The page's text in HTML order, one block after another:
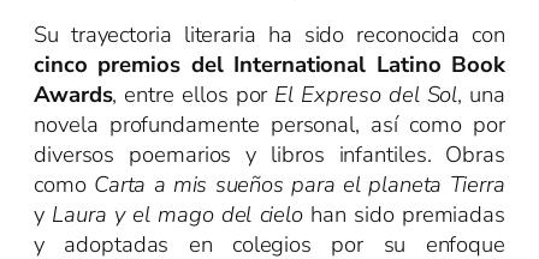
Su trayectoria literaria ha sido reconocida con
cinco premios del International Latino Book
Awards, entre ellos por El Expreso del Sol, una
novela profundamente personal, así como por
diversos poemarios y libros infantiles. Obras
como Carta a mis sueños para el planeta Tierra
y Laura y el mago del cielo han sido premiadas
y adoptadas en colegios por su enfoque